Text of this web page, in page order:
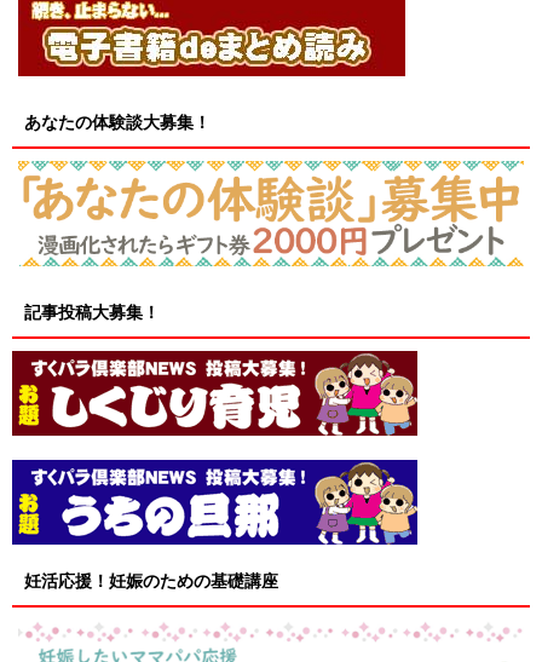
あなたの体験談大募集！
記事投稿大募集！
妊活応援！妊娠のための基礎講座